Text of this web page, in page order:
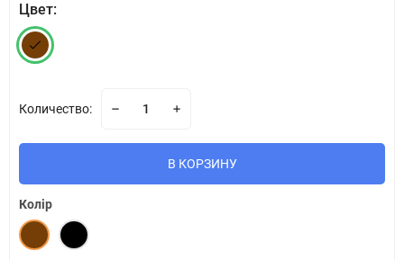
Цвет:
Количество:
В КОРЗИНУ
Колір